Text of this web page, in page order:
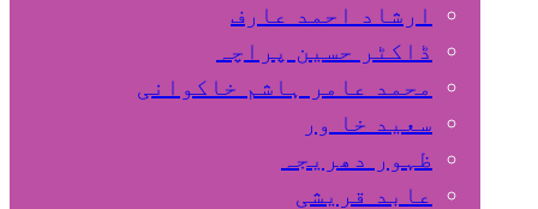
ارشاد احمد عارف
ڈاکٹر حسین پراچہ
محمد عامر ہاشم خاکوانی
سعید خا ور
ظہور دھریجہ
عابد قریشی